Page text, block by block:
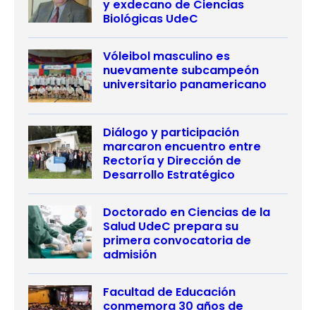
y exdecano de Ciencias
Biológicas UdeC
Vóleibol masculino es
nuevamente subcampeón
universitario panamericano
Diálogo y participación
marcaron encuentro entre
Rectoría y Dirección de
Desarrollo Estratégico
Doctorado en Ciencias de la
Salud UdeC prepara su
primera convocatoria de
admisión
Facultad de Educación
conmemora 30 años de